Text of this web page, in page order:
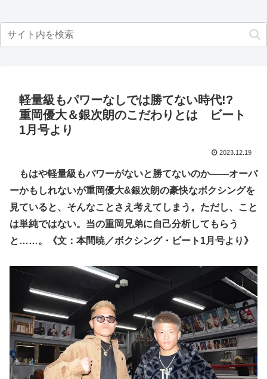
軽量級もパワーなしでは勝てない時代!?
重岡優大＆銀次朗のこだわりとは ビート
1月号より
2023.12.19
もはや軽量級もパワーがないと勝てないのか――オーバ
ーかもしれないが重岡優大&銀次朗の豪快なボクシングを
見ていると、そんなことさえ考えてしまう。ただし、こと
は単純ではない。当の重岡兄弟に自己分析してもらう
と……。《文：本間暁／ボクシング・ビート1月号より》